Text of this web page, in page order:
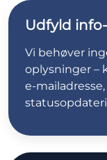
Udfyld
Vi behøver
oplysninger –
e-